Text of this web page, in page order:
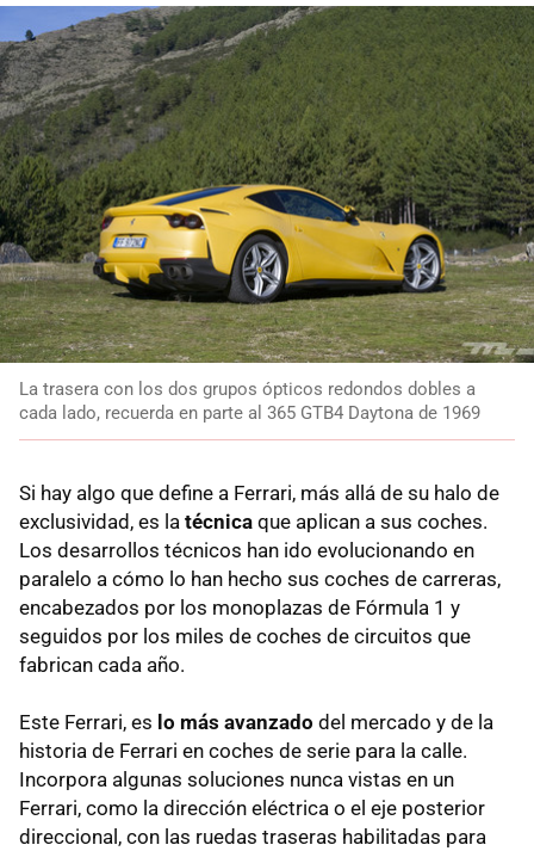
La trasera con los dos grupos ópticos redondos dobles a
cada lado, recuerda en parte al 365 GTB4 Daytona de 1969
Si hay algo que define a Ferrari, más allá de su halo de
exclusividad, es la técnica que aplican a sus coches.
Los desarrollos técnicos han ido evolucionando en
paralelo a cómo lo han hecho sus coches de carreras,
encabezados por los monoplazas de Fórmula 1 y
seguidos por los miles de coches de circuitos que
fabrican cada año.
Este Ferrari, es lo más avanzado del mercado y de la
historia de Ferrari en coches de serie para la calle.
Incorpora algunas soluciones nunca vistas en un
Ferrari, como la dirección eléctrica o el eje posterior
direccional, con las ruedas traseras habilitadas para